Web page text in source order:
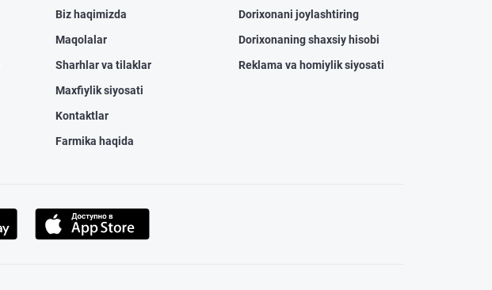
Biz haqimizda
Maqolalar
Sharhlar va tilaklar
Maxfiylik siyosati
Kontaktlar
Farmika haqida
Dorixonani joylashtiring
Dorixonaning shaxsiy hisobi
Reklama va homiylik siyosati